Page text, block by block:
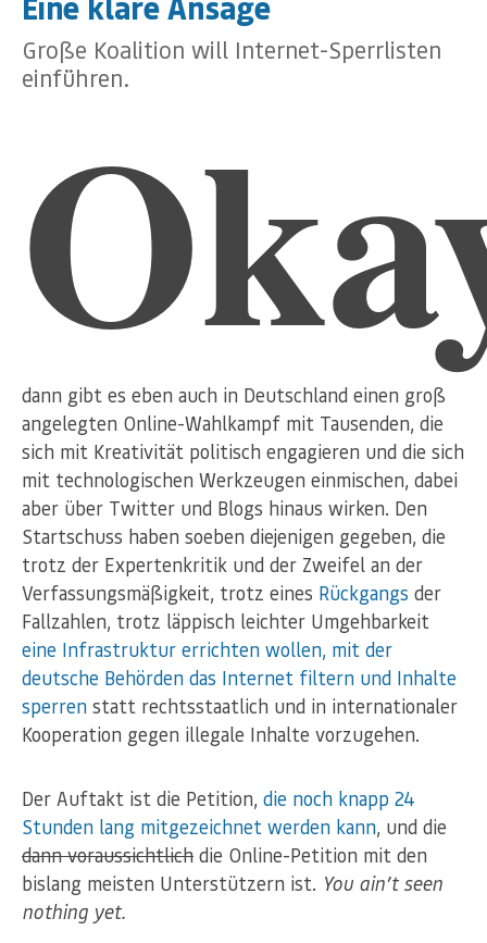
Große Koalition will Internet-Sperrlisten
einführen.
dann gibt es eben auch in Deutschland einen groß
angelegten Online-Wahlkampf mit Tausenden, die
sich mit Kreativität politisch engagieren und die sich
mit technologischen Werkzeugen einmischen, dabei
aber über Twitter und Blogs hinaus wirken. Den
Startschuss haben soeben diejenigen gegeben, die
trotz der Expertenkritik und der Zweifel an der
Verfassungsmäßigkeit, trotz eines Rückgangs der
Fallzahlen, trotz läppisch leichter Umgehbarkeit
eine Infrastruktur errichten wollen, mit der
deutsche Behörden das Internet filtern und Inhalte
sperren statt rechtsstaatlich und in internationaler
Kooperation gegen illegale Inhalte vorzugehen.
Der Auftakt ist die Petition, die noch knapp 24
Stunden lang mitgezeichnet werden kann, und die
dann voraussichtlich die Online-Petition mit den
bislang meisten Unterstützern ist. You ain’t seen
nothing yet.